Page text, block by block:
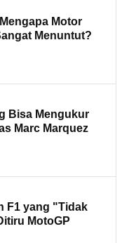
Motor
Menuntut?
Bisa Mengukur
Marc Marquez
F1 yang "Tidak
MotoGP